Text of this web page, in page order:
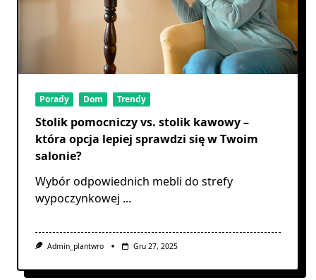
Porady Dom Trendy
Stolik pomocniczy vs. stolik kawowy –
która opcja lepiej sprawdzi się w Twoim
salonie?
Wybór odpowiednich mebli do strefy
wypoczynkowej ...
Admin_plantwro Gru 27, 2025